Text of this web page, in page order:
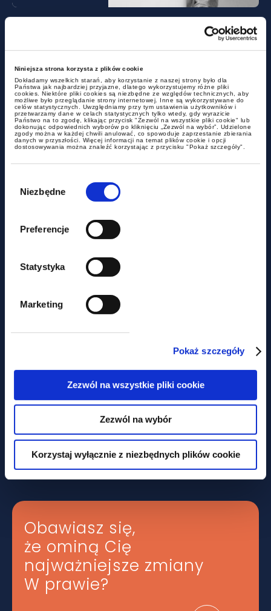
Niniejsza strona korzysta z plików cookie
Dokładamy wszelkich starań, aby korzystanie z naszej strony było dla
Państwa jak najbardziej przyjazne, dlatego wykorzystujemy różne pliki
cookies. Niektóre pliki cookies są niezbędne ze względów technicznych, aby
możliwe było przeglądanie strony internetowej. Inne są wykorzystywane do
celów statystycznych. Uwzględniamy przy tym ustawienia użytkowników i
przetwarzamy dane w celach statystycznych tylko wtedy, gdy wyrazicie
Państwo na to zgodę, klikając przycisk "Zezwól na wszystkie pliki cookie" lub
dokonując odpowiednich wyborów po kliknięciu „Zezwól na wybór”. Udzielone
zgody można w każdej chwili anulować, co spowoduje zaprzestanie zbierania
danych w przyszłości. Więcej informacji na temat plików cookie i opcji
dostosowywania można znaleźć korzystając z przycisku "Pokaż szczegóły".
zgody
Niezbędne
Preferencje
Statystyka
Marketing
Pokaż szczegóły
Zezwól na wszystkie pliki cookie
Zezwól na wybór
Korzystaj wyłącznie z niezbędnych plików cookie
Już teraz inspektor pracy może
zdecydować, że Twoja umowa
B2B to w rzeczywistości etat
podatnikiem akcyzy?
aktualności
Nie tylko prawem... Piknik
charytatywny z udziałem GWW
Obawiasz się,
że ominą Cię
najważniejsze zmiany
W prawie?